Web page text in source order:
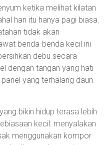
ketika melihat kilatan
hari itu hanya pagi biasa.
tidak akan
benda-benda kecil ini
debu secara
dengan tangan yang hati-
yang terhalang daun
bikin hidup terasa lebih
kecil: menyalakan
menggunakan kompor